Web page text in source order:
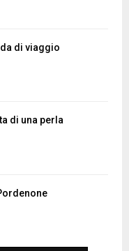
di viaggio
di una perla